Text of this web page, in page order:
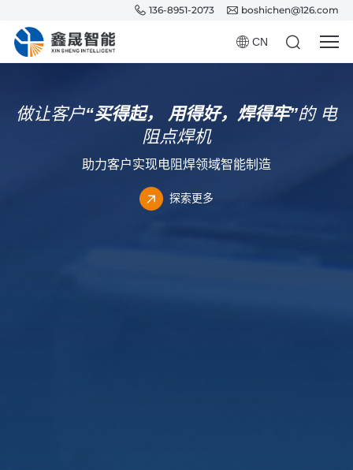
136-8951-2073 boshichen@126.com
CN
做让客户“买得起， 用得好，焊得牢”的电
阻点焊机
助力客户实现电阻焊领域智能制造
探索更多